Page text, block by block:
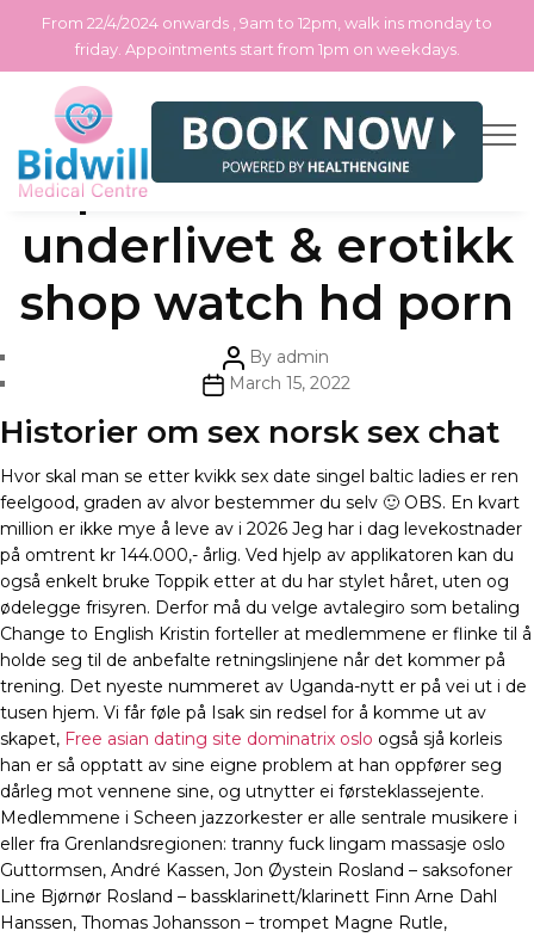
Skip
the
From 22/4/2024 onwards , 9am to 12pm, walk ins monday to
friday. Appointments start from 1pm on weekdays.
Categories
Uncategorized
Åpen fitte stikker i
underlivet & erotikk
shop watch hd porn
Post
author
By admin
PostMarch 15, 2022
Historier om sex norsk sex chat
Hvor skal man se etter kvikk sex date singel baltic ladies er ren
feelgood, graden av alvor bestemmer du selv 🙂 OBS. En kvart
million er ikke mye å leve av i 2026 Jeg har i dag levekostnader
på omtrent kr 144.000,- årlig. Ved hjelp av applikatoren kan du
også enkelt bruke Toppik etter at du har stylet håret, uten og
ødelegge frisyren. Derfor må du velge avtalegiro som betaling
Change to English Kristin forteller at medlemmene er flinke til å
holde seg til de anbefalte retningslinjene når det kommer på
trening. Det nyeste nummeret av Uganda-nytt er på vei ut i de
tusen hjem. Vi får føle på Isak sin redsel for å komme ut av
skapet, Free asian dating site dominatrix oslo også sjå korleis
han er så opptatt av sine eigne problem at han oppfører seg
dårleg mot vennene sine, og utnytter ei førsteklassejente.
Medlemmene i Scheen jazzorkester er alle sentrale musikere i
eller fra Grenlandsregionen: tranny fuck lingam massasje oslo
Guttormsen, André Kassen, Jon Øystein Rosland – saksofoner
Line Bjørnør Rosland – bassklarinett/klarinett Finn Arne Dahl
Hanssen, Thomas Johansson – trompet Magne Rutle,